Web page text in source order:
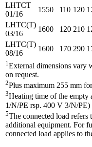
LHTCT
01/16
1550 110 120
LHTC(T)
03/16
1600 120 210
LHTC(T)
08/16
1600 170 290
1 External dimensions vary
on request.
2Plus maximum 255 mm
3Heating time of the empty
1/N/PE rsp. 400 V 3/N/PE)
5The connected load refers
additional equipment. For
connected load applies to